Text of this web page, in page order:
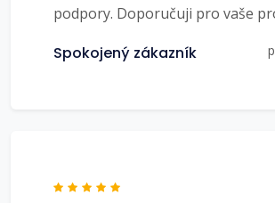
podpory. Doporučuji pro vaše
Spokojený zákazník